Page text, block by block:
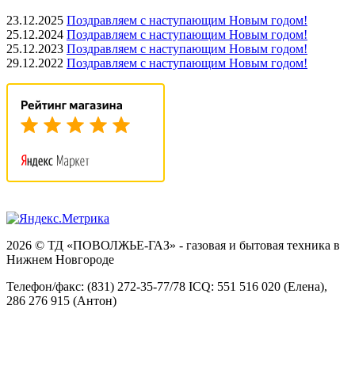
23.12.2025 Поздравляем с наступающим Новым годом!
25.12.2024 Поздравляем с наступающим Новым годом!
25.12.2023 Поздравляем с наступающим Новым годом!
29.12.2022 Поздравляем с наступающим Новым годом!
2026 © ТД «ПОВОЛЖЬЕ-ГАЗ» - газовая и бытовая техника в
Нижнем Новгороде
Телефон/факс: (831) 272-35-77/78 ICQ: 551 516 020 (Елена),
286 276 915 (Антон)